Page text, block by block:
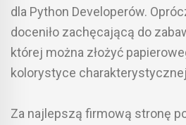
dla Python Developerów.
doceniło zachęcającą do
której można złożyć
kolorystyce
Za najlepszą firmową stronę